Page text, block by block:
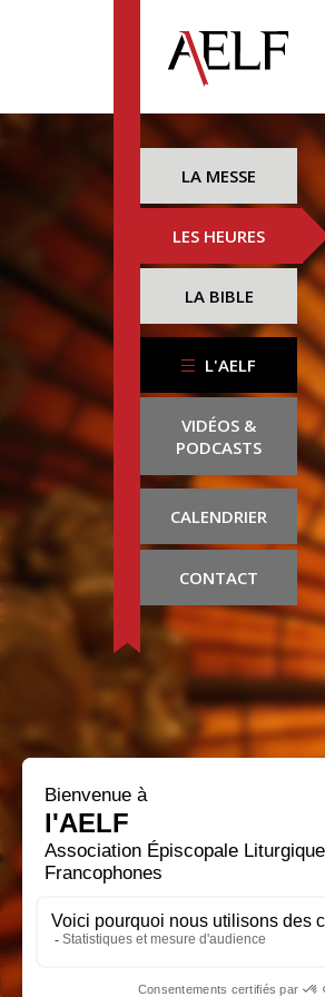
LA MESSE
LES HEURES
LA BIBLE
L'AELF
VIDÉOS &
PODCASTS
CALENDRIER
CONTACT